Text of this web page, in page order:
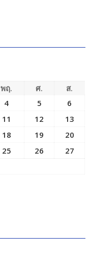
พฤ. ศ.
ส.
4 5
6
11 12
13
18 19
20
25 26
27